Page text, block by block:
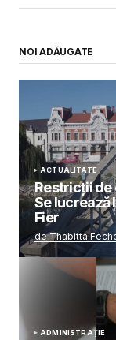
NOI ADĂUGATE
ACTUALITATE
Restricții de
Se lucrează
Fier
de Thabitta
ADMINISTRAȚIE